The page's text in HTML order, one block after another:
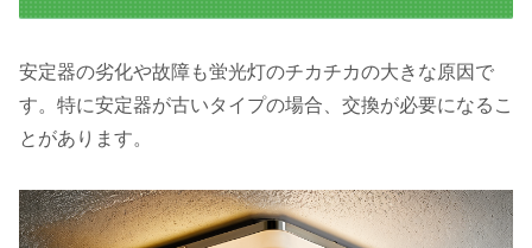
安定器の劣化や故障も蛍光灯のチカチカの大きな原因で
す。特に安定器が古いタイプの場合、交換が必要になるこ
とがあります。